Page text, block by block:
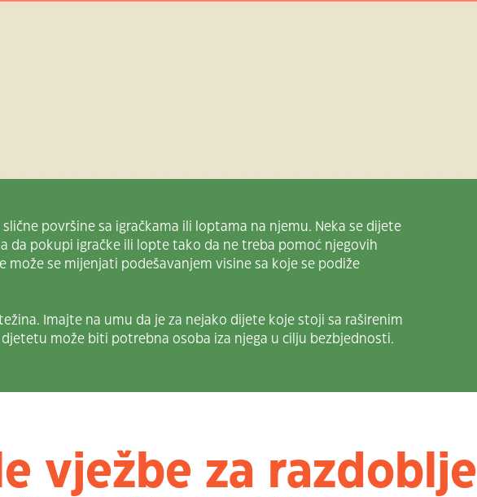
površine sa igračkama ili loptama na njemu. Neka se dijete
da pokupi igračke ili lopte tako da ne treba pomoć njegovih
se mijenjati podešavanjem visine sa koje se podiže
Imajte na umu da je za nejako dijete koje stoji sa raširenim
može biti potrebna osoba iza njega u cilju bezbjednosti.
vježbe za razdoblje